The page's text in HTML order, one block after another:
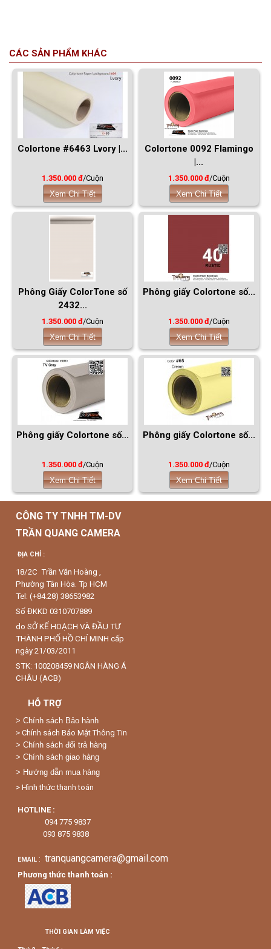
CÁC SẢN PHẨM KHÁC
Colortone #6463 Lvory |...
1.350.000 đ/Cuộn
Xem Chi Tiết
Colortone 0092 Flamingo
|...
1.350.000 đ/Cuộn
Xem Chi Tiết
Phông Giấy ColorTone số
2432...
1.350.000 đ/Cuộn
Xem Chi Tiết
Phông giấy Colortone số...
1.350.000 đ/Cuộn
Xem Chi Tiết
Phông giấy Colortone số...
1.350.000 đ/Cuộn
Xem Chi Tiết
Phông giấy Colortone số...
1.350.000 đ/Cuộn
Xem Chi Tiết
CÔNG TY TNHH TM-DV
TRẦN QUANG CAMERA
ĐỊA CHỈ :
18/2C Trần Văn Hoàng ,
Phường Tân Hòa. Tp HCM
Tel: (+84.28) 38653982
Số ĐKKD 0310707889
do SỞ KẾ HOẠCH VÀ ĐẦU TƯ
THÀNH PHỐ HỒ CHÍ MINH cấp
ngày 21/03/2011
STK: 100208459 NGÂN HÀNG Á
CHÂU (ACB)
HỖ TRỢ
> Chính sách Bảo hành
> Chính sách Bảo Mật Thông Tin
> Chính sách đổi trả hàng
> Chính sách giao hàng
> Hướng dẫn mua hàng
> Hình thức thanh toán
HOTLINE :
094 775 9837
093 875 9838
EMAIL : tranquangcamera@gmail.com
Phương thức thanh toán :
THỜI GIAN LÀM VIỆC